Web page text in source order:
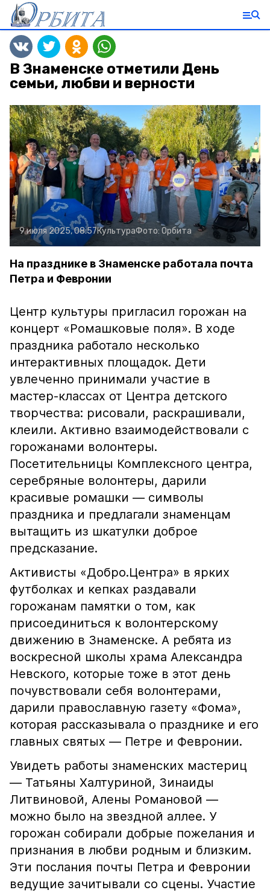
В Знаменске отметили День
семьи, любви и верности
9 июля 2025, 08:57КультураФото: Орбита
На празднике в Знаменске работала почта
Петра и Февронии
Центр культуры пригласил горожан на
концерт «Ромашковые поля». В ходе
праздника работало несколько
интерактивных площадок. Дети
увлеченно принимали участие в
мастер-классах от Центра детского
творчества: рисовали, раскрашивали,
клеили. Активно взаимодействовали с
горожанами волонтеры.
Посетительницы Комплексного центра,
серебряные волонтеры, дарили
красивые ромашки — символы
праздника и предлагали знаменцам
вытащить из шкатулки доброе
предсказание.
Активисты «Добро.Центра» в ярких
футболках и кепках раздавали
горожанам памятки о том, как
присоединиться к волонтерскому
движению в Знаменске. А ребята из
воскресной школы храма Александра
Невского, которые тоже в этот день
почувствовали себя волонтерами,
дарили православную газету «Фома»,
которая рассказывала о празднике и его
главных святых — Петре и Февронии.
Увидеть работы знаменских мастериц
— Татьяны Халтуриной, Зинаиды
Литвиновой, Алены Романовой —
можно было на звездной аллее. У
горожан собирали добрые пожелания и
признания в любви родным и близким.
Эти послания почты Петра и Февронии
ведущие зачитывали со сцены. Участие